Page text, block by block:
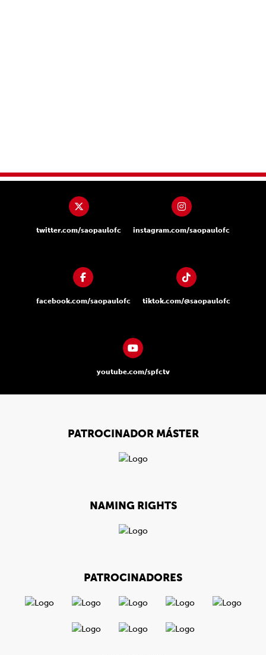
twitter.com/saopaulofc instagram.com/saopaulofc
facebook.com/saopaulofc tiktok.com/@saopaulofc
youtube.com/spfctv
PATROCINADOR MÁSTER
NAMING RIGHTS
PATROCINADORES